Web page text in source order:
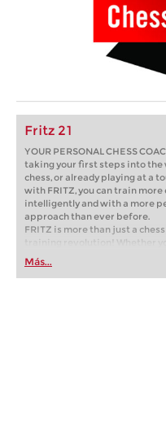
Fritz 21
YOUR PERSONAL CHESS
taking your first steps into the
chess, or already playing at a
with FRITZ, you can train
intelligently and with a more
approach than ever before.
FRITZ is more than just a chess
training revolution! Whether
first steps into the world of club
playing at a tournament level:
train more efficiently,
Más...